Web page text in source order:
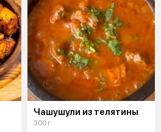
Чашушули из телятины
300 г